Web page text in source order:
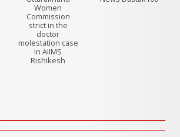
Women
Commission
strict in the
doctor
molestation case
in AIIMS
Rishikesh